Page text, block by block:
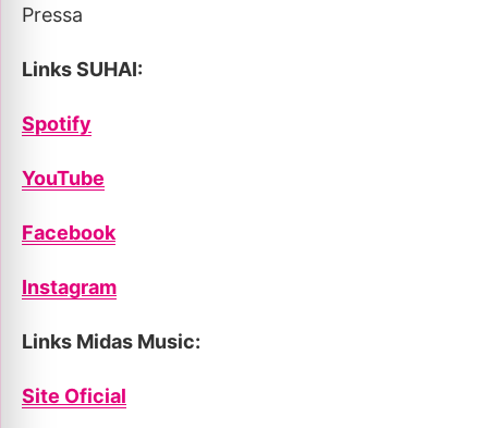
Pressa
Links SUHAI:
Spotify
YouTube
Facebook
Instagram
Links Midas Music:
Site Oficial